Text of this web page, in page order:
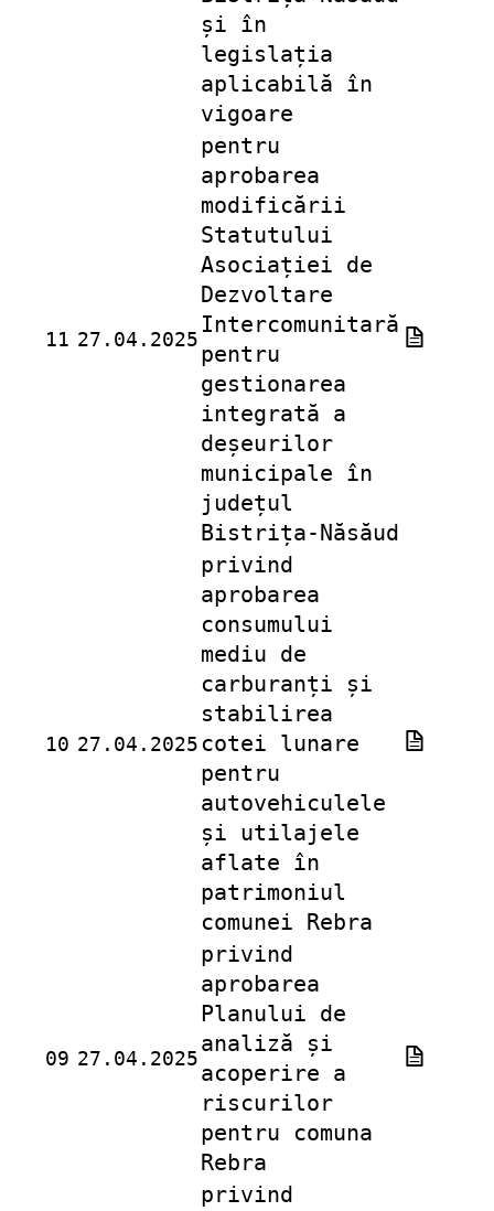
și în
legislația
aplicabilă în
vigoare
11 27.04.2025
pentru
aprobarea
modificării
Statutului
Asociației de
Dezvoltare
Intercomunitară
pentru
gestionarea
integrată a
deșeurilor
municipale în
județul
Bistrița-Năsăud
10 27.04.2025
privind
aprobarea
consumului
mediu de
carburanți și
stabilirea
cotei lunare
pentru
autovehiculele
și utilajele
aflate în
patrimoniul
comunei Rebra
09 27.04.2025
privind
aprobarea
Planului de
analiză și
acoperire a
riscurilor
pentru comuna
Rebra
privind